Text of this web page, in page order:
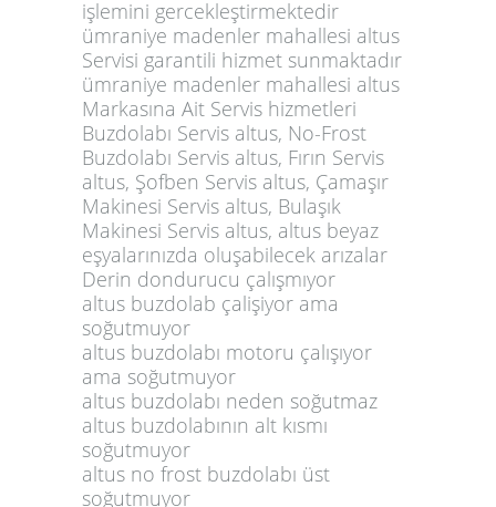
işlemini gercekleştirmektedir
ümraniye madenler mahallesi altus
Servisi garantili hizmet sunmaktadır
ümraniye madenler mahallesi altus
Markasına Ait Servis hizmetleri
Buzdolabı Servis altus, No-Frost
Buzdolabı Servis altus, Fırın Servis
altus, Şofben Servis altus, Çamaşır
Makinesi Servis altus, Bulaşık
Makinesi Servis altus, altus beyaz
eşyalarınızda oluşabilecek arızalar
Derin dondurucu çalışmıyor
altus buzdolab çalişiyor ama
soğutmuyor
altus buzdolabı motoru çalışıyor
ama soğutmuyor
altus buzdolabı neden soğutmaz
altus buzdolabının alt kısmı
soğutmuyor
altus no frost buzdolabı üst
soğutmuyor